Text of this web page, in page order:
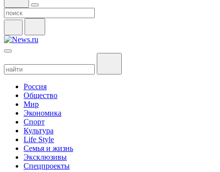
Россия
Общество
Мир
Экономика
Спорт
Культура
Life Style
Семья и жизнь
Эксклюзивы
Спецпроекты